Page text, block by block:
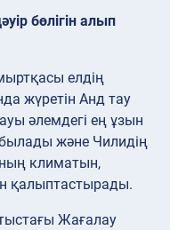
бөлігін алып
елдің
жүретін Анд тау
әлемдегі ең ұзын
және Чилидің
климатын,
қалыптастырады.
Жағалау